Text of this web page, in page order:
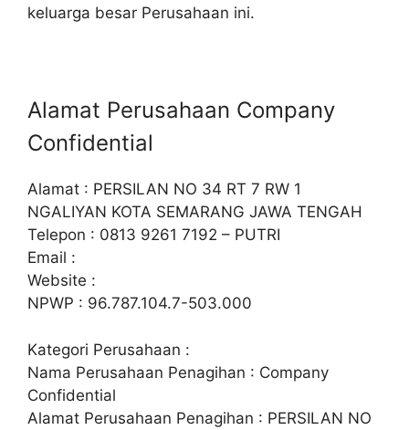
keluarga besar Perusahaan ini.
Alamat Perusahaan Company
Confidential
Alamat : PERSILAN NO 34 RT 7 RW 1
NGALIYAN KOTA SEMARANG JAWA TENGAH
Telepon : 0813 9261 7192 – PUTRI
Email :
Website :
NPWP : 96.787.104.7-503.000
Kategori Perusahaan :
Nama Perusahaan Penagihan : Company
Confidential
Alamat Perusahaan Penagihan : PERSILAN NO